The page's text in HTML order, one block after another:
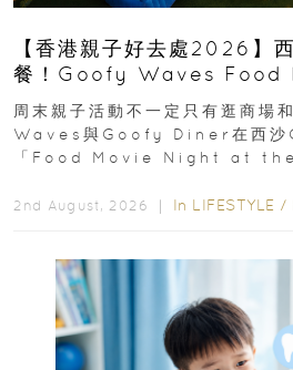
【香港親子好去處2026】
餐！Goofy Waves Food
外影院逢週末登場
周末親子活動不一定只有逛商場
Waves與Goofy Diner在西沙
「Food Movie Night at
2nd August, 2026 ｜ In LIFESTYLE /